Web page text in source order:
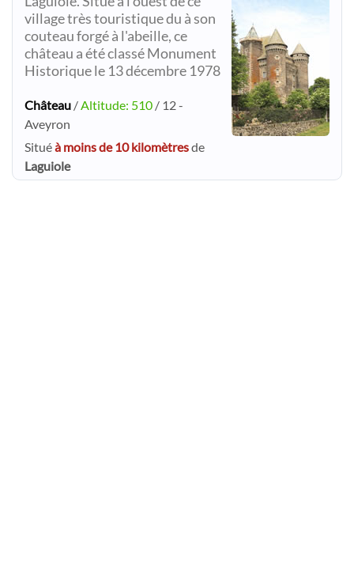
village très touristique du à son
couteau forgé à l'abeille, ce
château a été classé Monument
Historique le 13 décembre 1978
Château /Altitude: 510 / 12 -
Aveyron
Situéà moins de 10 kilomètresde
Laguiole